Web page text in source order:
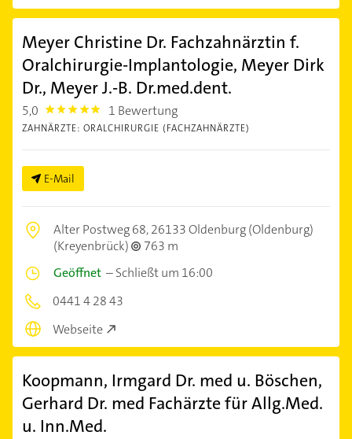
Meyer Christine Dr. Fachzahnärztin f.
Oralchirurgie-Implantologie, Meyer Dirk
Dr., Meyer J.-B. Dr.med.dent.
5,0 5.0 1 Bewertung
ZAHNÄRZTE: ORALCHIRURGIE (FACHZAHNÄRZTE)
E-Mail
Alter Postweg 68,26133 Oldenburg (Oldenburg)
(Kreyenbrück)
763 m
Geöffnet –Schließt um 16:00
0441 4 28 43
Webseite
Koopmann, Irmgard Dr. med u. Böschen,
Gerhard Dr. med Fachärzte für Allg.Med.
u. Inn.Med.